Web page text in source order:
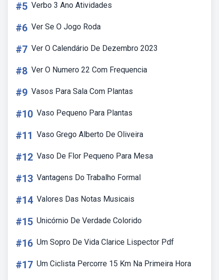
#5 Verbo 3 Ano Atividades
#6 Ver Se O Jogo Roda
#7 Ver O Calendário De Dezembro 2023
#8 Ver O Numero 22 Com Frequencia
#9 Vasos Para Sala Com Plantas
#10 Vaso Pequeno Para Plantas
#11 Vaso Grego Alberto De Oliveira
#12 Vaso De Flor Pequeno Para Mesa
#13 Vantagens Do Trabalho Formal
#14 Valores Das Notas Musicais
#15 Unicórnio De Verdade Colorido
#16 Um Sopro De Vida Clarice Lispector Pdf
#17 Um Ciclista Percorre 15 Km Na Primeira Hora